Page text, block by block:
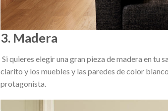
3. Madera
Si quieres elegir una gran pieza de madera en tu
clarito y los muebles y las paredes de color
protagonista.